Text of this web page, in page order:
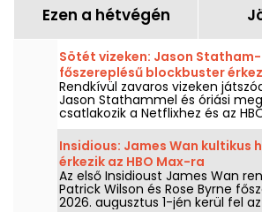
Ezen a hétvégén
Sötét vizeken: Jason Statham-
főszereplésű blockbuster
Netflixre és a HBO Maxra
Rendkívül zavaros vizeken
Jason Stathammel és óriási
csatlakozik a Netflixhez és az
2026. augusztus 2-án.
Insidious: James Wan kultikus
érkezik az HBO Max-ra
Az első Insidioust James Wan
Patrick Wilson és Rose Byrne
2026. augusztus 1-jén kerül fel az